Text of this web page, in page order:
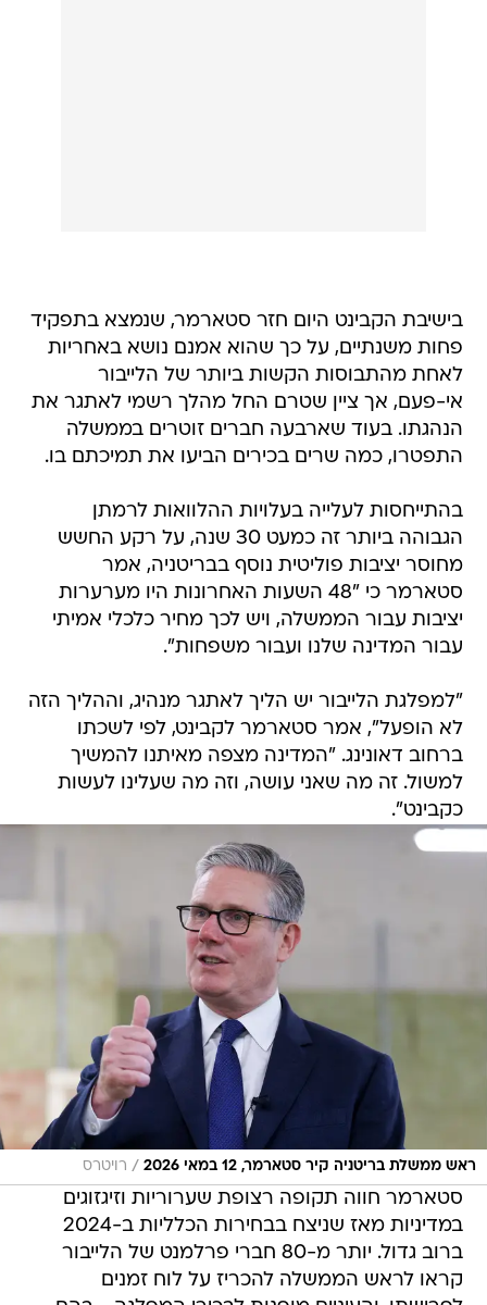
בישיבת הקבינט היום חזר סטארמר, שנמצא בתפקיד
פחות משנתיים, על כך שהוא אמנם נושא באחריות
לאחת מהתבוסות הקשות ביותר של הלייבור
אי-פעם, אך ציין שטרם החל מהלך רשמי לאתגר את
הנהגתו. בעוד שארבעה חברים זוטרים בממשלה
התפטרו, כמה שרים בכירים הביעו את תמיכתם בו.
בהתייחסות לעלייה בעלויות ההלוואות לרמתן
הגבוהה ביותר זה כמעט 30 שנה, על רקע החשש
מחוסר יציבות פוליטית נוסף בבריטניה, אמר
סטארמר כי "48 השעות האחרונות היו מערערות
יציבות עבור הממשלה, ויש לכך מחיר כלכלי אמיתי
עבור המדינה שלנו ועבור משפחות".
"למפלגת הלייבור יש הליך לאתגר מנהיג, וההליך הזה
לא הופעל", אמר סטארמר לקבינט, לפי לשכתו
ברחוב דאונינג. "המדינה מצפה מאיתנו להמשיך
למשול. זה מה שאני עושה, וזה מה שעלינו לעשות
כקבינט".
ראש ממשלת בריטניה קיר סטארמר, 12 במאי 2026 / רויטרס
סטארמר חווה תקופה רצופת שערוריות וזיגזוגים
במדיניות מאז שניצח בבחירות הכלליות ב-2024
ברוב גדול. יותר מ-80 חברי פרלמנט של הלייבור
קראו לראש הממשלה להכריז על לוח זמנים